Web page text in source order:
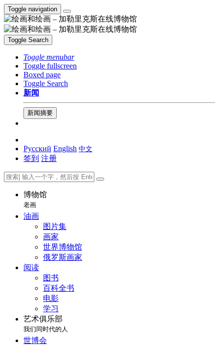
Toggle navigation
Toggle Search
Toggle menubar
Toggle fullscreen
Boxed page
Toggle Search
新闻
新闻摘要
Русский English 中文
签到 注册
博物馆
老画
油画
图片集
画家
世界博物馆
俄罗斯画家
阅读
图书
百科全书
电影
学习
艺术俱乐部
我们同时代的人
世博会